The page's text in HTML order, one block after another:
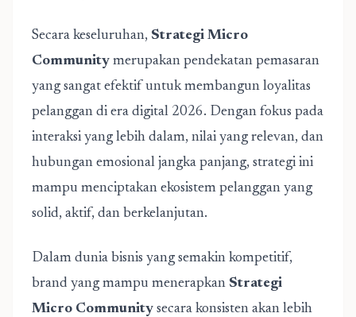
Secara keseluruhan, Strategi Micro
Community merupakan pendekatan pemasaran
yang sangat efektif untuk membangun loyalitas
pelanggan di era digital 2026. Dengan fokus pada
interaksi yang lebih dalam, nilai yang relevan, dan
hubungan emosional jangka panjang, strategi ini
mampu menciptakan ekosistem pelanggan yang
solid, aktif, dan berkelanjutan.
Dalam dunia bisnis yang semakin kompetitif,
brand yang mampu menerapkan Strategi
Micro Community secara konsisten akan lebih